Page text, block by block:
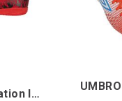
UMBRO Formation II IC Jr